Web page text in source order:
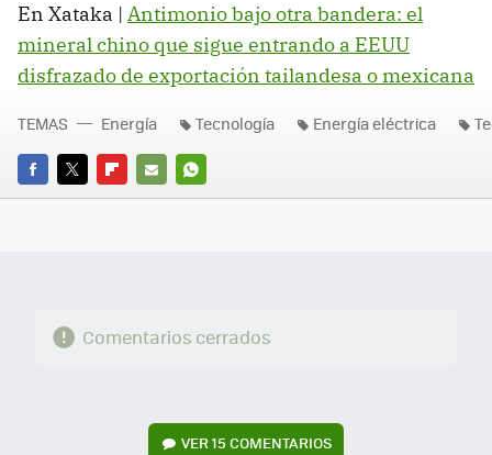
En Xataka | Antimonio bajo otra bandera: el
mineral chino que sigue entrando a EEUU
disfrazado de exportación tailandesa o mexicana
FACEBOOK
TWITTERFLIPBOARD
E-
WHATSAPP
TEMAS Energía Tecnología Energía eléctrica
Comentarios cerrados
VER15 COMENTARIOS